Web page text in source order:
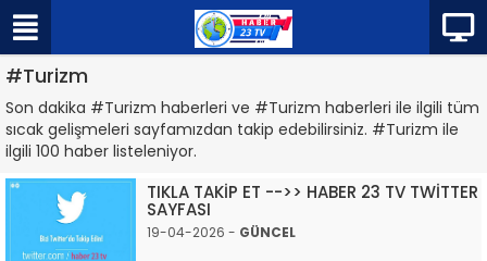
#Turizm
Son dakika #Turizm haberleri ve #Turizm haberleri ile ilgili tüm
sıcak gelişmeleri sayfamızdan takip edebilirsiniz. #Turizm ile
ilgili 100 haber listeleniyor.
TIKLA TAKİP ET -->> HABER 23 TV TWİTTER
SAYFASI
19-04-2026 - GÜNCEL